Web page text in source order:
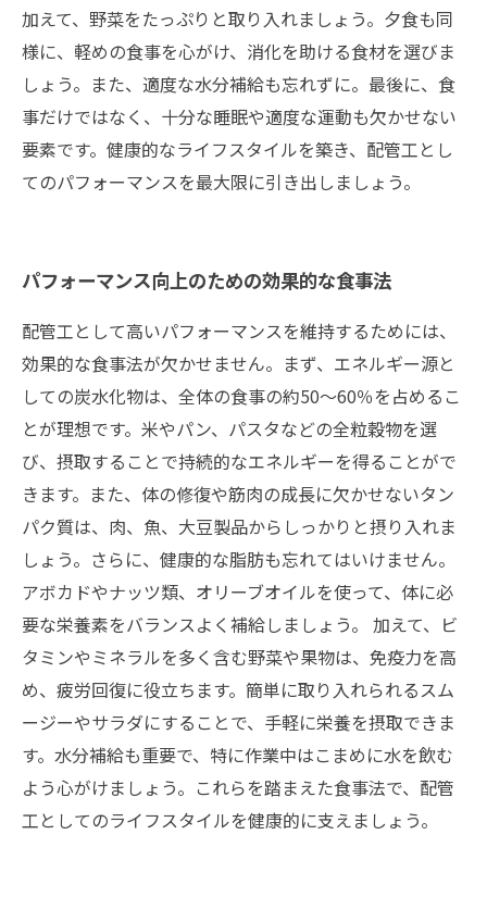
加えて、野菜をたっぷりと取り入れましょう。夕食も同
様に、軽めの食事を心がけ、消化を助ける食材を選びま
しょう。また、適度な水分補給も忘れずに。最後に、食
事だけではなく、十分な睡眠や適度な運動も欠かせない
要素です。健康的なライフスタイルを築き、配管工とし
てのパフォーマンスを最大限に引き出しましょう。
パフォーマンス向上のための効果的な食事法
配管工として高いパフォーマンスを維持するためには、
効果的な食事法が欠かせません。まず、エネルギー源と
しての炭水化物は、全体の食事の約50～60％を占めるこ
とが理想です。米やパン、パスタなどの全粒穀物を選
び、摂取することで持続的なエネルギーを得ることがで
きます。また、体の修復や筋肉の成長に欠かせないタン
パク質は、肉、魚、大豆製品からしっかりと摂り入れま
しょう。さらに、健康的な脂肪も忘れてはいけません。
アボカドやナッツ類、オリーブオイルを使って、体に必
要な栄養素をバランスよく補給しましょう。 加えて、ビ
タミンやミネラルを多く含む野菜や果物は、免疫力を高
め、疲労回復に役立ちます。簡単に取り入れられるスム
ージーやサラダにすることで、手軽に栄養を摂取できま
す。水分補給も重要で、特に作業中はこまめに水を飲む
よう心がけましょう。これらを踏まえた食事法で、配管
工としてのライフスタイルを健康的に支えましょう。